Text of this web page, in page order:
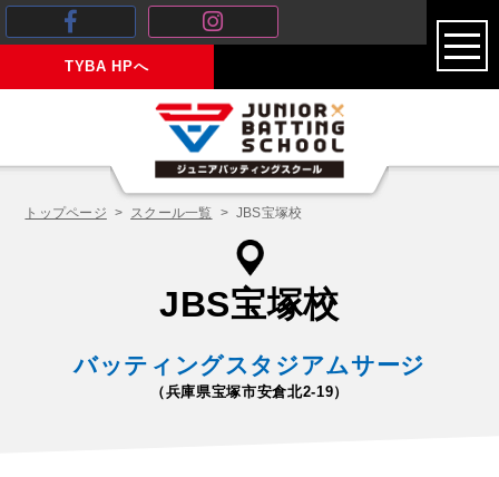
TYBA HPへ
toggle
トップページ スクール一覧 JBS宝塚校
JBS宝塚校
バッティングスタジアムサージ
（兵庫県宝塚市安倉北2-19）